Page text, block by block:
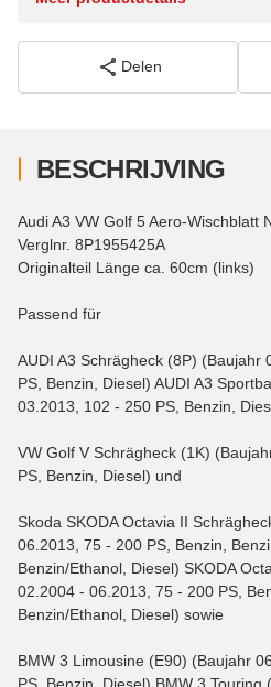
Delen
BESCHRIJVING
Audi A3 VW Golf 5 Aero-Wischblatt
Verglnr. 8P1955425A
Originalteil Länge ca. 60cm (links)
Passend für
AUDI A3 Schrägheck (8P)
PS, Benzin, Diesel) AUDI A3
03.2013, 102 - 250 PS, Benzin,
VW Golf V Schrägheck (1K)
PS, Benzin, Diesel) und
Skoda SKODA Octavia II
06.2013, 75 - 200 PS, Benzin,
Benzin/Ethanol, Diesel) SKODA
02.2004 - 06.2013, 75 - 200 PS,
Benzin/Ethanol, Diesel) sowie
BMW 3 Limousine (E90) (Baujahr
PS, Benzin, Diesel) BMW 3